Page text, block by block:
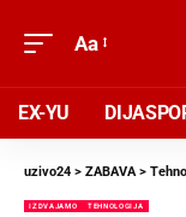
Aa
EX-YU
uzivo24 > ZABAVA>
IZDVAJAMO TEHNOLOGIJA